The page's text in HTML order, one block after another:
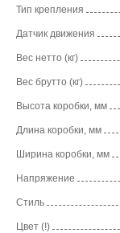
Тип крепления
Датчик движения
Вес нетто (кг)
Вес брутто (кг)
Высота коробки, мм
Длина коробки, мм
Ширина коробки, мм
Напряжение
Стиль
Цвет (!)